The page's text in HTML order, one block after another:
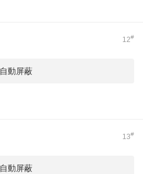
12#
動屏蔽
13#
動屏蔽